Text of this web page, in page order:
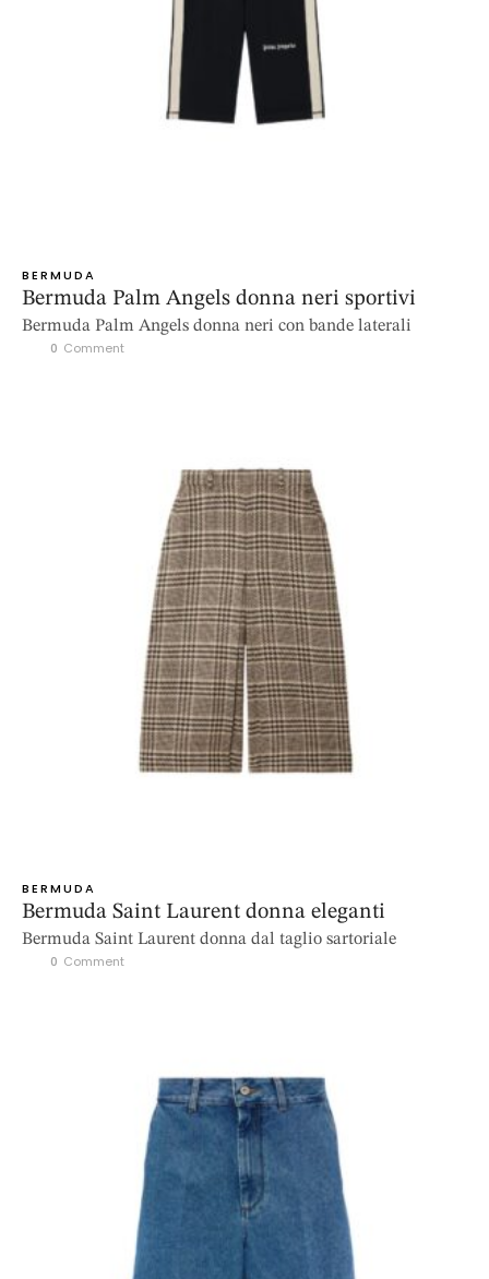
BERMUDA
Bermuda Palm Angels donna neri sportivi
Bermuda Palm Angels donna neri con bande laterali
0 Comment
BERMUDA
Bermuda Saint Laurent donna eleganti
Bermuda Saint Laurent donna dal taglio sartoriale
0 Comment